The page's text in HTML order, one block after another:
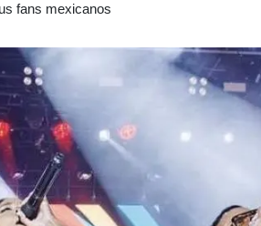
fans mexicanos